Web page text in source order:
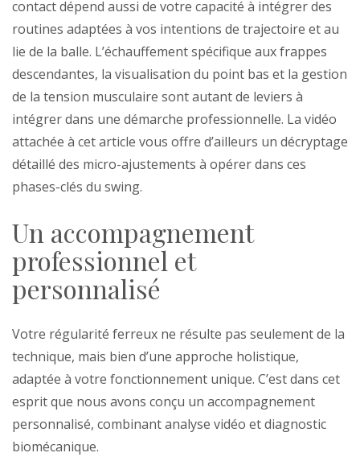
contact dépend aussi de votre capacité à intégrer des
routines adaptées à vos intentions de trajectoire et au
lie de la balle. L’échauffement spécifique aux frappes
descendantes, la visualisation du point bas et la gestion
de la tension musculaire sont autant de leviers à
intégrer dans une démarche professionnelle. La vidéo
attachée à cet article vous offre d’ailleurs un décryptage
détaillé des micro-ajustements à opérer dans ces
phases-clés du swing.
Un accompagnement
professionnel et
personnalisé
Votre régularité ferreux ne résulte pas seulement de la
technique, mais bien d’une approche holistique,
adaptée à votre fonctionnement unique. C’est dans cet
esprit que nous avons conçu un accompagnement
personnalisé, combinant analyse vidéo et diagnostic
biomécanique.